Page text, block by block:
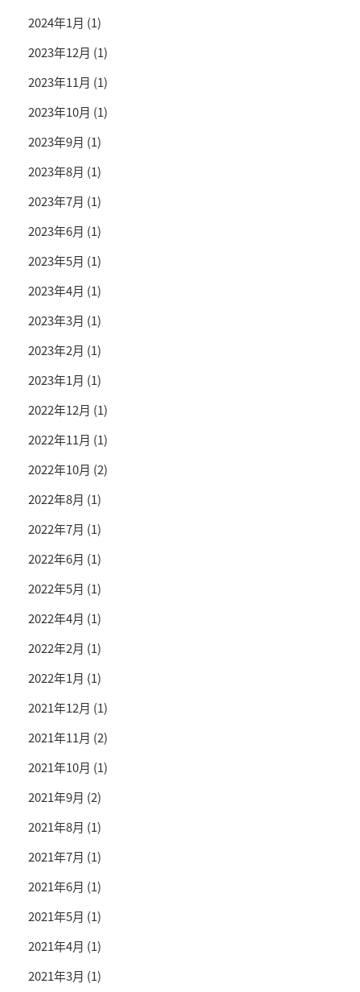
2024年1月 (1)
2023年12月 (1)
2023年11月 (1)
2023年10月 (1)
2023年9月 (1)
2023年8月 (1)
2023年7月 (1)
2023年6月 (1)
2023年5月 (1)
2023年4月 (1)
2023年3月 (1)
2023年2月 (1)
2023年1月 (1)
2022年12月 (1)
2022年11月 (1)
2022年10月 (2)
2022年8月 (1)
2022年7月 (1)
2022年6月 (1)
2022年5月 (1)
2022年4月 (1)
2022年2月 (1)
2022年1月 (1)
2021年12月 (1)
2021年11月 (2)
2021年10月 (1)
2021年9月 (2)
2021年8月 (1)
2021年7月 (1)
2021年6月 (1)
2021年5月 (1)
2021年4月 (1)
2021年3月 (1)